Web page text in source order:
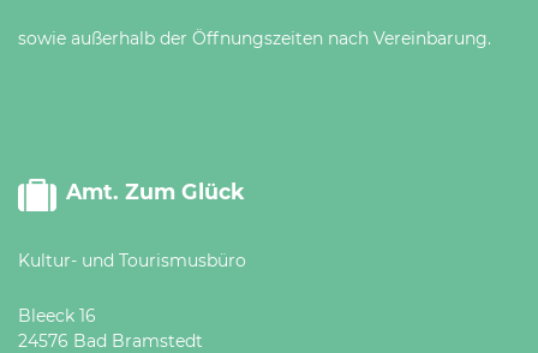
sowie außerhalb der Öffnungszeiten nach Vereinbarung.
Amt. Zum Glück
Kultur- und Tourismusbüro
Bleeck 16
24576 Bad Bramstedt